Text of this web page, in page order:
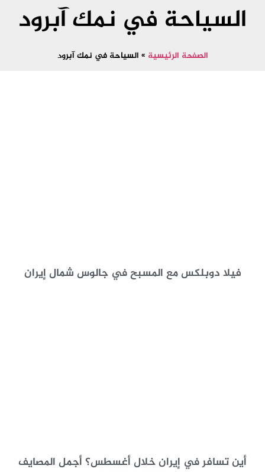
السياحة في نمك آبرود
الصفحة الرئيسية » السياحة في نمك آبرود
فيلا دوبلكس مع المسبح في جالوس شمال إيران
أين تسافر في إيران خلال أغسطس؟ أجمل المصايف